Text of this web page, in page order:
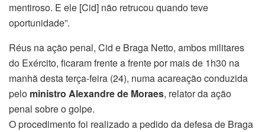
mentiroso. E ele [Cid] não retrucou quando teve
oportunidade”.
Réus na ação penal, Cid e Braga Netto, ambos militares
do Exército, ficaram frente a frente por mais de 1h30 na
manhã desta terça-feira (24), numa acareação conduzida
pelo ministro Alexandre de Moraes, relator da ação
penal sobre o golpe.
O procedimento foi realizado a pedido da defesa de Braga